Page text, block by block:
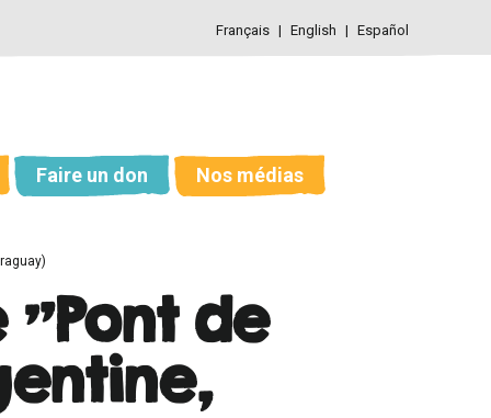
Français English Español
Faire un don Nos médias
de